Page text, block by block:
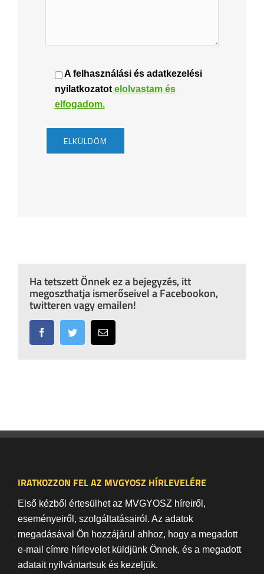
A felhasználási és adatkezelési
nyilatkozatotelolvastam és
elfogadom.
Ha tetszett Önnek ez a bejegyzés, itt
megoszthatja ismerőseivel a Facebookon,
twitteren vagy emailen!
FacebookTwitter Email:
IRATKOZZON FEL AZ MVGYOSZ HÍRLEVELÉRE
Első kézből értesülhet az MVGYOSZ híreiről,
eseményeiről, szolgáltatásairól. Az adatok
megadásával Ön hozzájárul ahhoz, hogy a megadott
e-mail címre hírlevelet küldjünk Önnek, és a megadott
adatait nyilvántartsuk és kezeljük.